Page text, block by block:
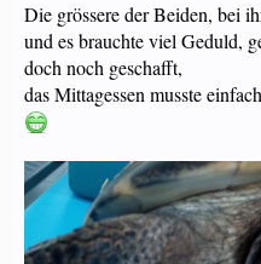
Die grössere der Beiden, bei
und es brauchte viel Geduld,
doch noch geschafft,
das Mittagessen musste